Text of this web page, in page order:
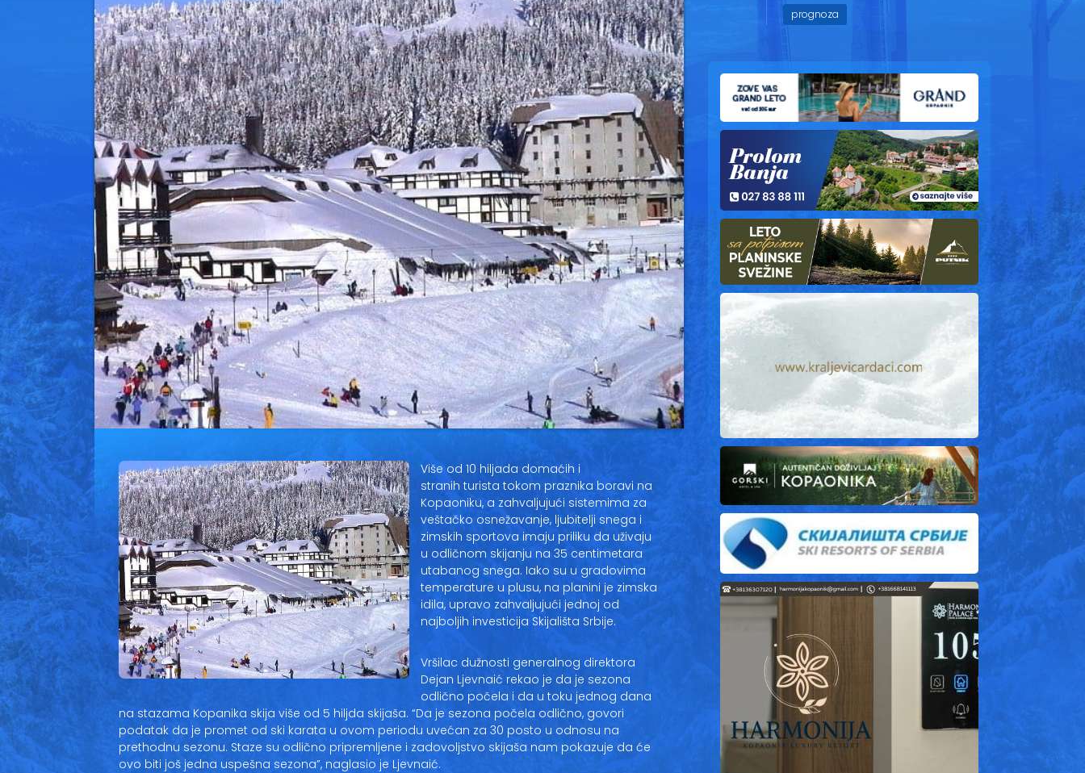
Više od 10 hiljada domaćih i
stranih turista tokom praznika boravi na
Kopaoniku, a zahvaljujući sistemima za
veštačko osnežavanje, ljubitelji snega i
zimskih sportova imaju priliku da uživaju
u odličnom skijanju na 35 centimetara
utabanog snega. Iako su u gradovima
temperature u plusu, na planini je zimska
idila, upravo zahvaljujući jednoj od
najboljih investicija Skijališta Srbije.
Vršilac dužnosti generalnog direktora
Dejan Ljevnaić rekao je da je sezona
odlično počela i da u toku jednog dana
na stazama Kopanika skija više od 5 hiljda skijaša. “Da je sezona počela odlično, govori
podatak da je promet od ski karata u ovom periodu uvećan za 30 posto u odnosu na
prethodnu sezonu. Staze su odlično pripremljene i zadovoljstvo skijaša nam pokazuje da će
ovo biti još jedna uspešna sezona”, naglasio je Ljevnaić.
prognoza